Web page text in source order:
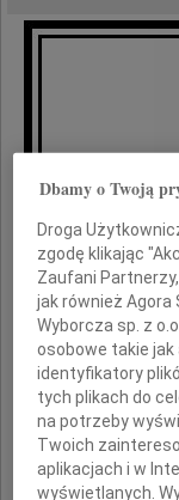
Dbamy o Twoją
Droga
zgodę klikając
Zaufani
jak również Agora
Wyborcza sp. z
osobowe takie jak
identyfikatory
tych plikach do
na potrzeby
Twoich
aplikacjach i w
wyświetlanych.